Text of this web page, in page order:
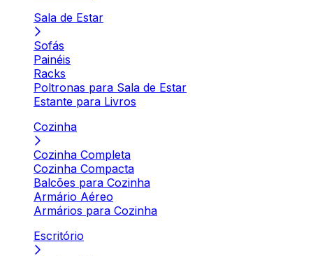
Sala de Estar
Sofás
Painéis
Racks
Poltronas para Sala de Estar
Estante para Livros
Cozinha
Cozinha Completa
Cozinha Compacta
Balcões para Cozinha
Armário Aéreo
Armários para Cozinha
Escritório